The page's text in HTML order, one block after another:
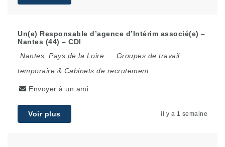
Un(e) Responsable d’agence d’Intérim associé(e) –
Nantes (44) – CDI
Nantes Pays de la Loire
Groupes de travail
temporaire & Cabinets de recrutement
Envoyer à un ami
Voir plus il y a 1 semaine